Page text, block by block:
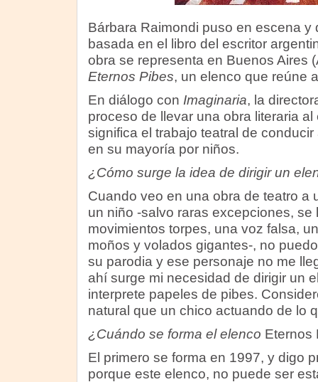
Bárbara Raimondi puso en escena y
basada en el libro del escritor
obra se representa en Buenos Aires
Eternos Pibes, un elenco que reúne
En diálogo con Imaginaria, la
proceso de llevar una obra literaria
significa el trabajo teatral de
en su mayoría por niños.
¿Cómo surge la idea de dirigir un
Cuando veo en una obra de teatro a
un niño -salvo raras excepciones, se
movimientos torpes, una voz falsa,
moños y volados gigantes-, no
su parodia y ese personaje no me
ahí surge mi necesidad de dirigir un
interprete papeles de pibes.
natural que un chico actuando de lo
¿Cuándo se forma el elenco Eternos
El primero se forma en 1997, y digo
porque este elenco, no puede ser